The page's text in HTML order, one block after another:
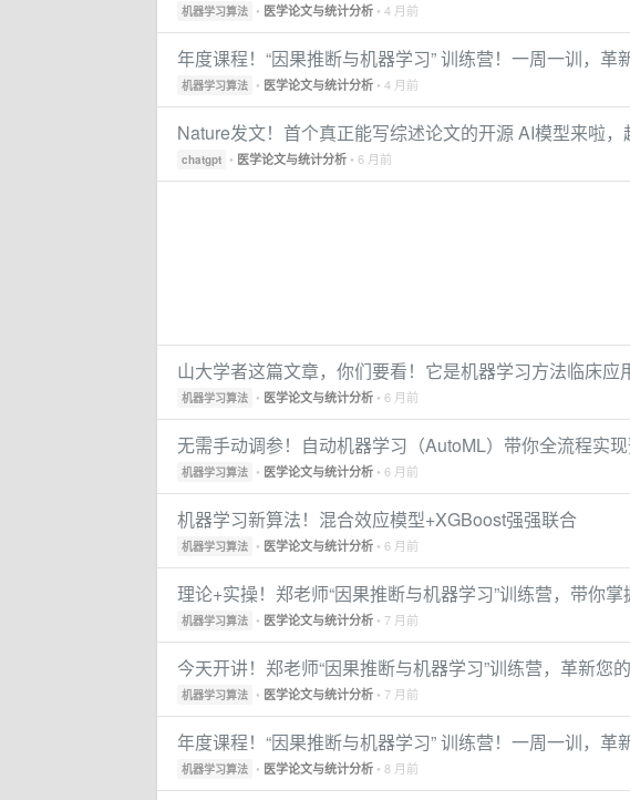
机器学习算法 • 医学论文与统计分析 • 4 月前
年度课程！“因果推断与机器学习” 训练营！一周一训，革
机器学习算法 • 医学论文与统计分析 • 4 月前
Nature发文！首个真正能写综述论文的开源 AI模型来啦
chatgpt • 医学论文与统计分析 • 6 月前
山大学者这篇文章，你们要看！它是机器学习方法临床应
机器学习算法 • 医学论文与统计分析 • 6 月前
无需手动调参！自动机器学习（AutoML）带你全流程实
机器学习算法 • 医学论文与统计分析 • 6 月前
机器学习新算法！混合效应模型+XGBoost强强联合
机器学习算法 • 医学论文与统计分析 • 6 月前
理论+实操！郑老师“因果推断与机器学习”训练营，带你
机器学习算法 • 医学论文与统计分析 • 7 月前
今天开讲！郑老师“因果推断与机器学习”训练营，革新您
机器学习算法 • 医学论文与统计分析 • 7 月前
年度课程！“因果推断与机器学习” 训练营！一周一训，革
机器学习算法 • 医学论文与统计分析 • 8 月前